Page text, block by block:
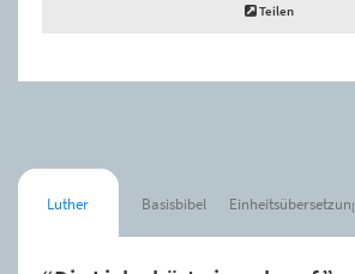
Teilen
Luther Basisbibel Einheitsübersetzung